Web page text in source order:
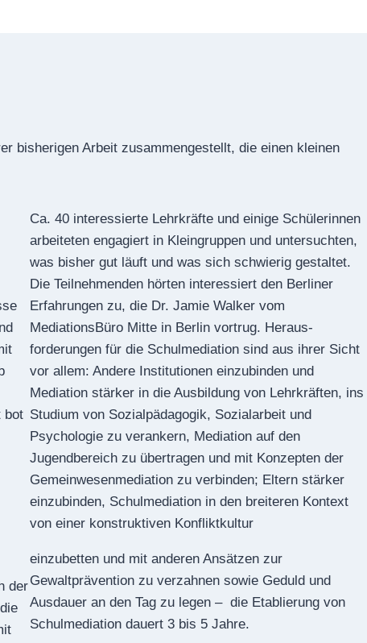
bisherigen Arbeit zusammengestellt, die einen kleinen
bot
der
Ca. 40 interessierte Lehrkräfte und einige Schülerinnen
arbeiteten engagiert in Kleingruppen und unter­suchten,
was bisher gut läuft und was sich schwierig gestaltet.
Die Teilnehmenden hörten interessiert den Berliner
Erfahrungen zu, die Dr. Jamie Walker vom
MediationsBüro Mitte in Berlin vortrug. Heraus­
forderungen für die Schulmediation sind aus ihrer Sicht
vor allem: Andere Institutionen einzubinden und
Mediation stärker in die Ausbildung von Lehrkräften, ins
Studium von Sozialpädagogik, Sozialarbeit und
Psychologie zu verankern, Mediation auf den
Jugendbereich zu übertragen und mit Konzepten der
Ge­meinwesenmediation zu verbinden; Eltern stärker
einzubinden, Schulmediation in den breiteren Kontext
von einer konstruktiven Konfliktkultur
einzubetten und mit anderen Ansätzen zur
Gewaltprävention zu verzahnen sowie Geduld und
Ausdauer an den Tag zu legen – die Etablierung von
Schulmediation dauert 3 bis 5 Jahre.